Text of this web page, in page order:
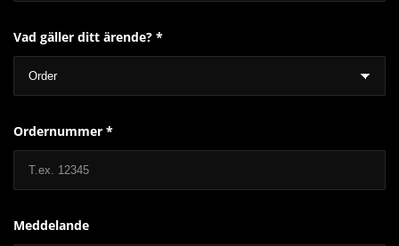
Vad gäller ditt ärende? *
Ordernummer *
Meddelande